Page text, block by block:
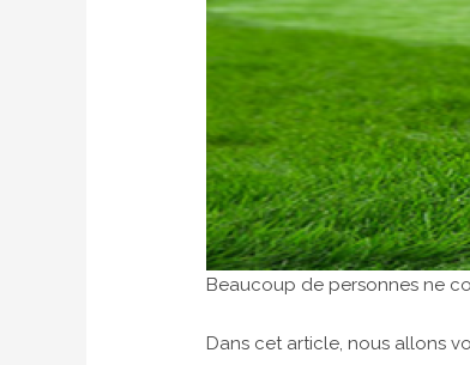
Beaucoup de personnes ne
Dans cet article, nous allons